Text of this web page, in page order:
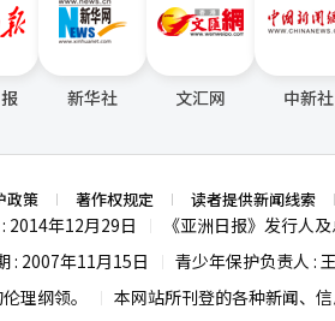
新华社 文汇网 中新社
政策 著作权规定 读者提供新闻线索
2014年12月29日 《亚洲日报》发行人
: 2007年11月15日
青少年保护负责人 :
理纲领。
本网站所刊登的各种新闻、